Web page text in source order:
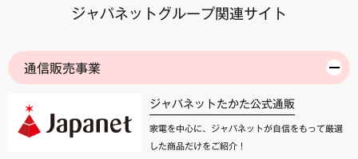
ジャパネットグループ関連サイト
通信販売事業
ジャパネットたかた公式通販
家電を中心に、ジャパネットが自信をもって厳選
した商品だけをご紹介！